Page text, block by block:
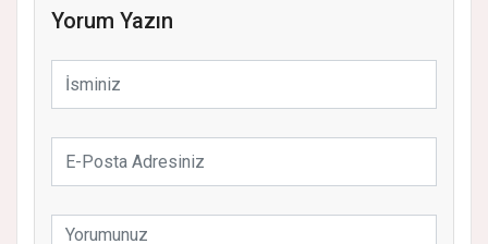
Yorum Yazın